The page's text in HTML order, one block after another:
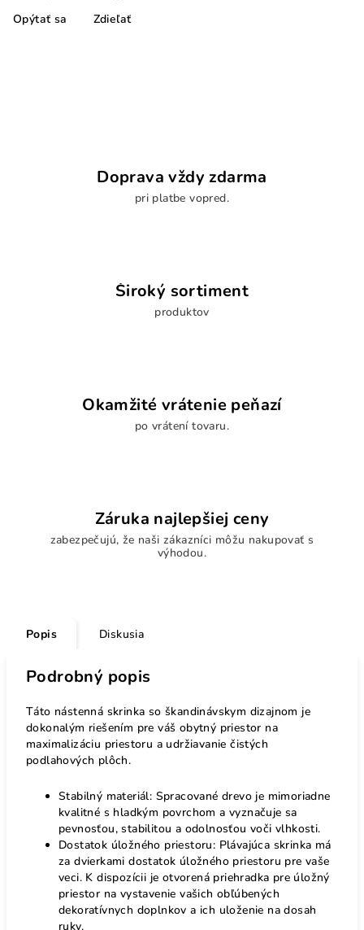
Opýtať sa Zdieľať
Doprava vždy zdarma
pri platbe vopred.
Široký sortiment
produktov
Okamžité vrátenie peňazí
po vrátení tovaru.
Záruka najlepšiej ceny
zabezpečujú, že naši zákazníci môžu nakupovať s
výhodou.
Popis Diskusia
Podrobný popis
Táto nástenná skrinka so škandinávskym dizajnom je
dokonalým riešením pre váš obytný priestor na
maximalizáciu priestoru a udržiavanie čistých
podlahových plôch.
Stabilný materiál: Spracované drevo je mimoriadne
kvalitné s hladkým povrchom a vyznačuje sa
pevnosťou, stabilitou a odolnosťou voči vlhkosti.
Dostatok úložného priestoru: Plávajúca skrinka má
za dvierkami dostatok úložného priestoru pre vaše
veci. K dispozícii je otvorená priehradka pre úložný
priestor na vystavenie vašich obľúbených
dekoratívnych doplnkov a ich uloženie na dosah
ruky.